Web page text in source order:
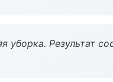
Результат